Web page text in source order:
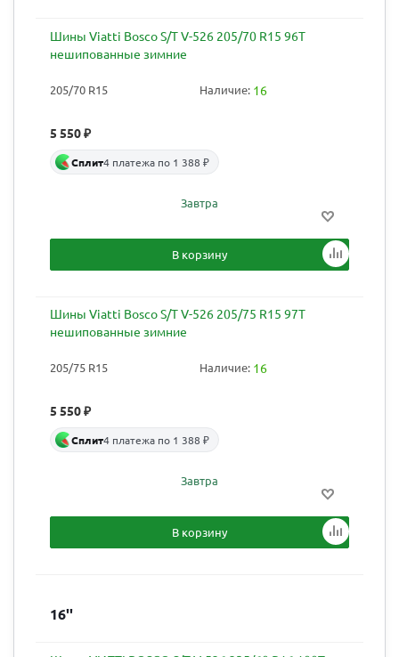
Шины Viatti Bosco S/T V-526 205/70 R15 96T
нешипованные зимние
205/70 R15 Наличие: 16
5 550₽
Сплит4 платежа по 1 388 ₽
Завтра
В корзину
Шины Viatti Bosco S/T V-526 205/75 R15 97T
нешипованные зимние
205/75 R15 Наличие: 16
5 550₽
Сплит4 платежа по 1 388 ₽
Завтра
В корзину
16''